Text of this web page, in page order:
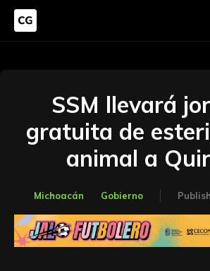
SSM llevará
gratuita de
animal a
Michoacán Gobierno